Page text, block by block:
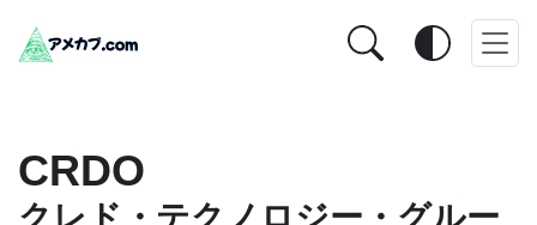
CRDO
クレド・テクノロジー・グルー